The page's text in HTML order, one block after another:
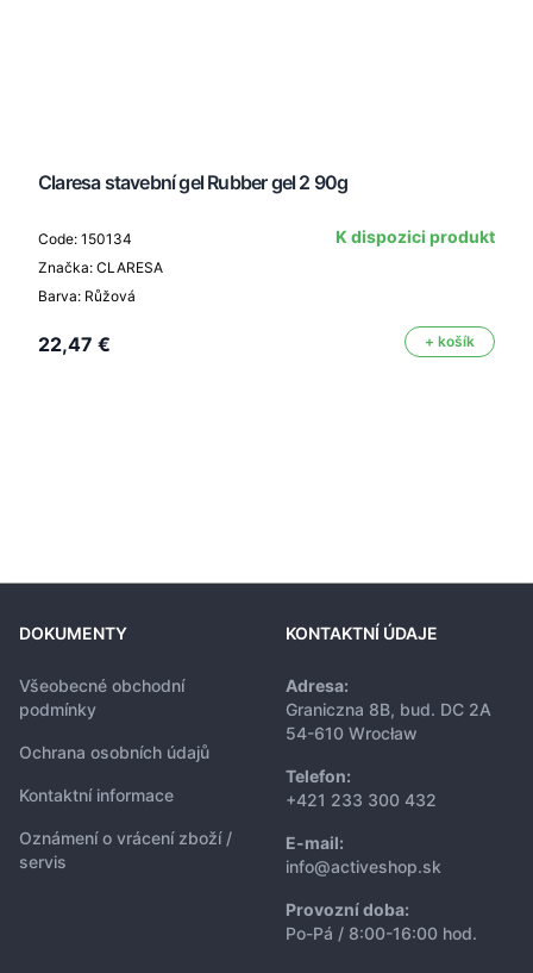
Claresa stavební gel Rubber gel 2 90g
Code: 150134
Značka: CLARESA
Barva: Růžová
K dispozici produkt
22,47 € + košík
DOKUMENTY
Všeobecné obchodní
podmínky
Ochrana osobních údajů
Kontaktní informace
Oznámení o vrácení zboží /
servis
KONTAKTNÍ ÚDAJE
Adresa:
Graniczna 8B, bud. DC 2A
54-610 Wrocław
Telefon:
+421 233 300 432
E-mail:
info@activeshop.sk
Provozní doba:
Po-Pá / 8:00-16:00 hod.